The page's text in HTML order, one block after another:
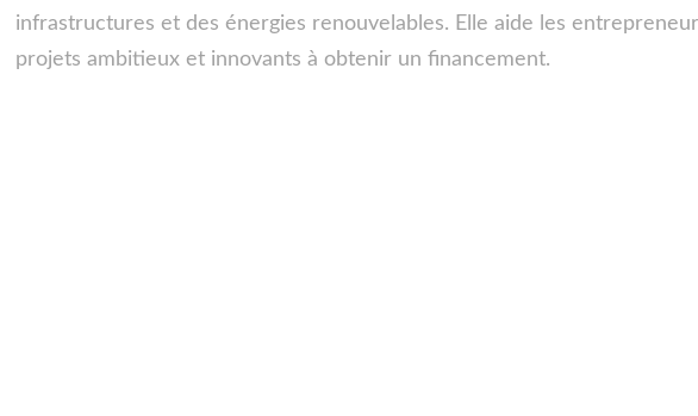
infrastructures et des énergies renouvelables. Elle aide les
projets ambitieux et innovants à obtenir un financement.